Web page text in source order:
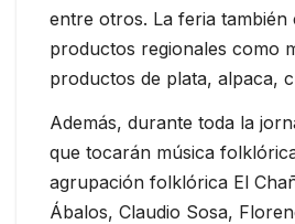
entre otros. La feria
productos regionales como
productos de plata, alpaca,
Además, durante toda la
que tocarán música
agrupación folklórica El
Ábalos, Claudio Sosa,